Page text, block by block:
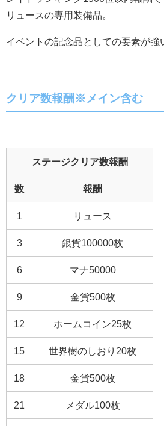
リュースの専用装備品。
イベントの記念品としての要素が強
クリア数報酬※メイン含む
ステージクリア数報酬
数 報酬
1 リュース
3 銀貨100000枚
6 マナ50000
9 金貨500枚
12 ホームコイン25枚
15 世界樹のしおり20枚
18 金貨500枚
21 メダル100枚